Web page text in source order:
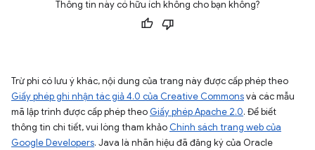
Thông tin này có hữu ích không cho bạn không?
Trừ phi có lưu ý khác, nội dung của trang này được cấp phép theo
Giấy phép ghi nhận tác giả 4.0 của Creative Commonsvà các mẫu
mã lập trình được cấp phép theo Giấy phép Apache 2.0. Để biết
thông tin chi tiết, vui lòng tham khảo Chính sách trang web của
Google Developers. Java là nhãn hiệu đã đăng ký của Oracle